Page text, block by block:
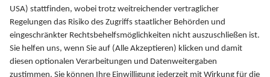
PATRIZIA GrundInvest
Fuggerstraße 20
86150 Augsburg